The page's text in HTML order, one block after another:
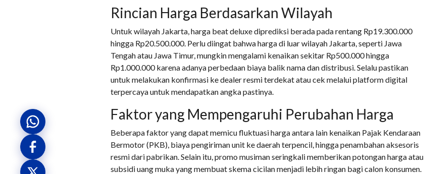
Rincian Harga Berdasarkan Wilayah
Untuk wilayah Jakarta, harga beat deluxe diprediksi berada pada rentang Rp19.300.000
hingga Rp20.500.000. Perlu diingat bahwa harga di luar wilayah Jakarta, seperti Jawa
Tengah atau Jawa Timur, mungkin mengalami kenaikan sekitar Rp500.000 hingga
Rp1.000.000 karena adanya perbedaan biaya balik nama dan distribusi. Selalu pastikan
untuk melakukan konfirmasi ke dealer resmi terdekat atau cek melalui platform digital
terpercaya untuk mendapatkan angka pastinya.
Faktor yang Mempengaruhi Perubahan Harga
Beberapa faktor yang dapat memicu fluktuasi harga antara lain kenaikan Pajak Kendaraan
Bermotor (PKB), biaya pengiriman unit ke daerah terpencil, hingga penambahan aksesoris
resmi dari pabrikan. Selain itu, promo musiman seringkali memberikan potongan harga atau
subsidi uang muka yang membuat skema cicilan menjadi lebih ringan bagi calon konsumen.